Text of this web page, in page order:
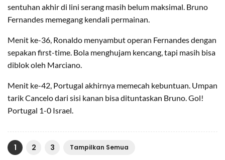
sentuhan akhir di lini serang masih belum maksimal. Bruno
Fernandes memegang kendali permainan.
Menit ke-36, Ronaldo menyambut operan Fernandes dengan
sepakan first-time. Bola menghujam kencang, tapi masih bisa
diblok oleh Marciano.
Menit ke-42, Portugal akhirnya memecah kebuntuan. Umpan
tarik Cancelo dari sisi kanan bisa dituntaskan Bruno. Gol!
Portugal 1-0 Israel.
1 2 3 Tampilkan Semua